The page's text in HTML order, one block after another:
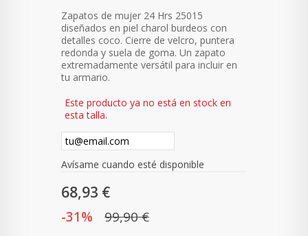
Zapatos de mujer 24 Hrs 25015
diseñados en piel charol burdeos con
detalles coco. Cierre de velcro, puntera
redonda y suela de goma. Un zapato
extremadamente versátil para incluir en
tu armario.
Este producto ya no está en stock en
esta talla.
Avísame cuando esté disponible
68,93 €
-31% 99,90 €